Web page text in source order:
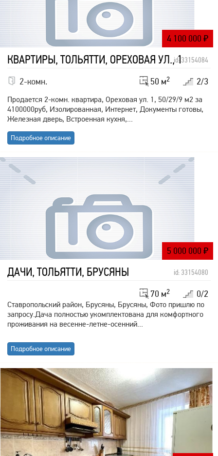
4 100 000 ₽
КВАРТИРЫ, ТОЛЬЯТТИ, ОРЕХОВАЯ УЛ., 1id: 33154084
2-комн. 2/3
50 м2
Продается 2-комн. квартира, Ореховая ул. 1, 50/29/9 м2 за
4100000руб, Изолированная, Интернет, Документы готовы,
Железная дверь, Встроенная кухня,...
Подробное описание
5 000 000 ₽
ДАЧИ, ТОЛЬЯТТИ, БРУСЯНЫ id: 33154080
0/2
70 м2
Ставропольский район, Брусяны, Брусяны, Фото пришлю по
запросу.Дача полностью укомплектована для комфортного
проживания на весенне-летне-осенний...
Подробное описание